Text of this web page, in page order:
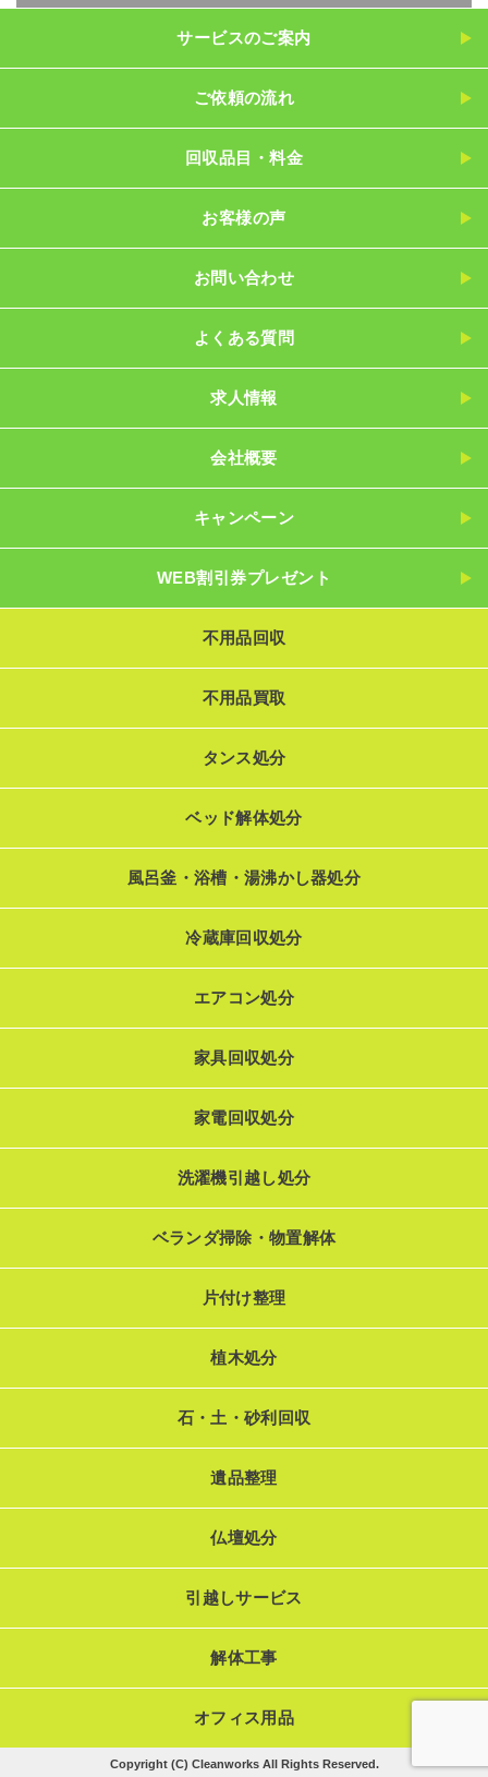
サービスのご案内
ご依頼の流れ
回収品目・料金
お客様の声
お問い合わせ
よくある質問
求人情報
会社概要
キャンペーン
WEB割引券プレゼント
不用品回収
不用品買取
タンス処分
ベッド解体処分
風呂釜・浴槽・湯沸かし器処分
冷蔵庫回収処分
エアコン処分
家具回収処分
家電回収処分
洗濯機引越し処分
ベランダ掃除・物置解体
片付け整理
植木処分
石・土・砂利回収
遺品整理
仏壇処分
引越しサービス
解体工事
オフィス用品
Copyright (C) Cleanworks All Rights Reserved.